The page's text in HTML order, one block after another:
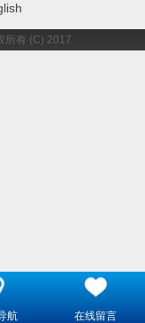
所有 (C) 2017
航 在线留言